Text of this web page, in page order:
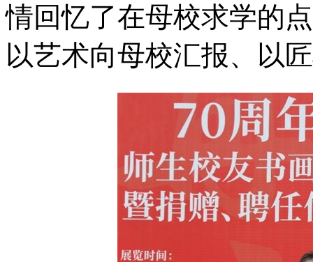
情回忆了在母校求学的
以艺术向母校汇报、以